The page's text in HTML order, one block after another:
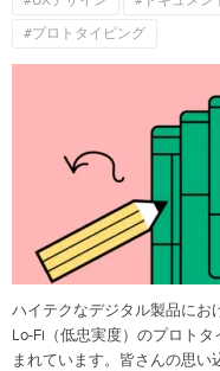
#プロトタイピング
ハイテクなデジタル製品にお
Lo-Fi（低忠実度）のプロト
まれています。皆さんの思い